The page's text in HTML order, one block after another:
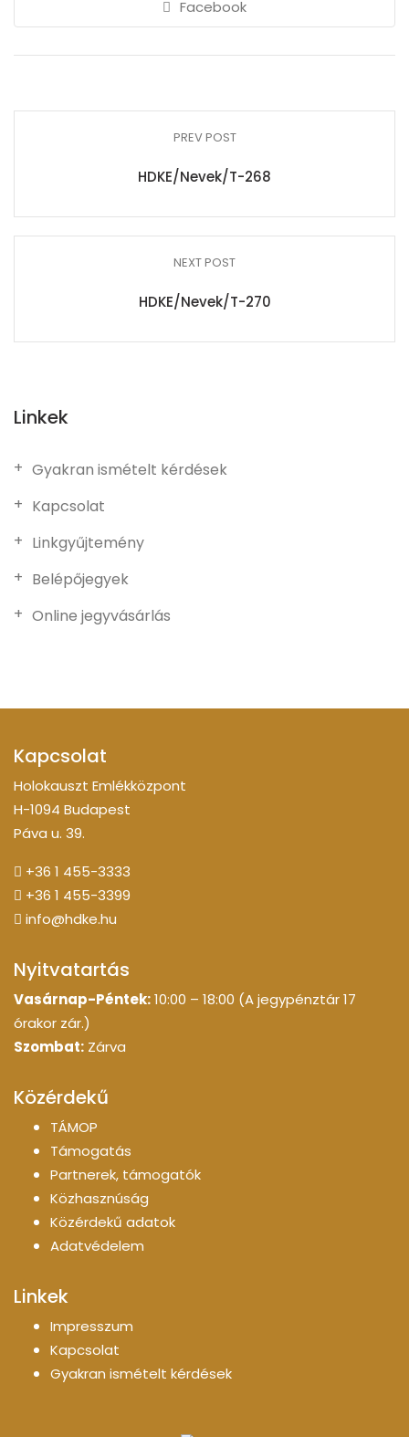
Facebook
PREV POST
HDKE/Nevek/T-268
NEXT POST
HDKE/Nevek/T-270
Linkek
Gyakran ismételt kérdések
Kapcsolat
Linkgyűjtemény
Belépőjegyek
Online jegyvásárlás
Kapcsolat
Holokauszt Emlékközpont
H-1094 Budapest
Páva u. 39.
+36 1 455-3333
+36 1 455-3399
info@hdke.hu
Nyitvatartás
Vasárnap-Péntek:10:00 – 18:00 (A jegypénztár 17
órakor zár.)
Szombat: Zárva
Közérdekű
TÁMOP
Támogatás
Partnerek, támogatók
Közhasznúság
Közérdekű adatok
Adatvédelem
Linkek
Impresszum
Kapcsolat
Gyakran ismételt kérdések